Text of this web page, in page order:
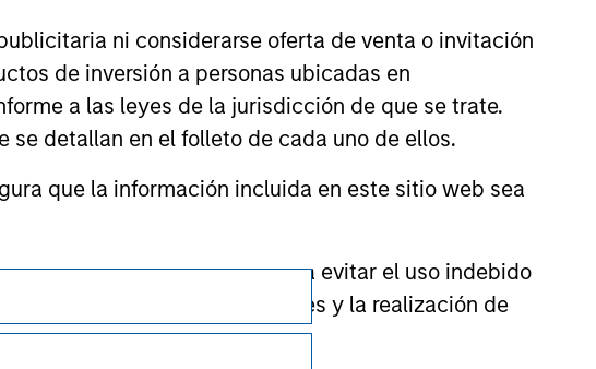
ni considerarse oferta de venta o invitación
de inversión a personas ubicadas en
a las leyes de la jurisdicción de que se trate.
se detallan en el folleto de cada uno de ellos.
que la información incluida en este sitio web sea
del sector financiero para evitar el uso indebido
la identificación de suscriptores y la realización de
Your Privacy Choices